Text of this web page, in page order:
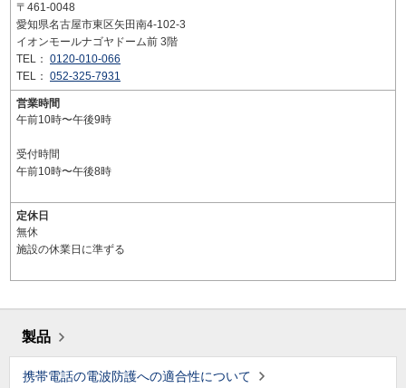
〒461-0048
愛知県名古屋市東区矢田南4-102-3
イオンモールナゴヤドーム前 3階
TEL： 0120-010-066
TEL： 052-325-7931
営業時間
午前10時〜午後9時
受付時間
午前10時〜午後8時
定休日
無休
施設の休業日に準ずる
製品
携帯電話の電波防護への適合性について